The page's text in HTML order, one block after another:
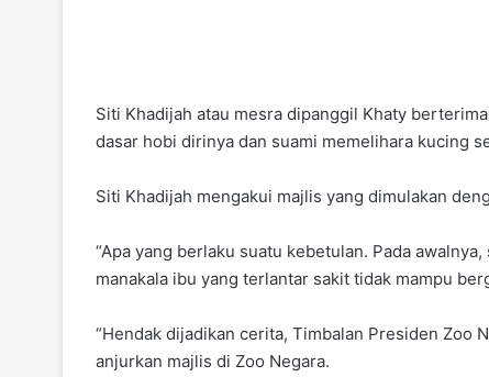
Siti Khadijah atau mesra dipanggil Khaty
dasar hobi dirinya dan suami memelihara kucing
Siti Khadijah mengakui majlis yang dimulakan
“Apa yang berlaku suatu kebetulan. Pada
manakala ibu yang terlantar sakit tidak mampu
“Hendak dijadikan cerita, Timbalan Presiden Zoo
anjurkan majlis di Zoo Negara.